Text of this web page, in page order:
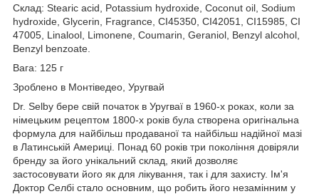
Склад: Stearic acid, Potassium hydroxide, Coconut oil, Sodium
hydroxide, Glycerin, Fragrance, CI45350, CI42051, CI15985, CI
47005, Linalool, Limonene, Coumarin, Geraniol, Benzyl alcohol,
Benzyl benzoate.
Вага: 125 г
Зроблено в Монтіведео, Уругвай
Dr. Selby бере свій початок в Уругваї в 1960-х роках, коли за
німецьким рецептом 1800-х років була створена оригінальна
формула для найбільш продаваної та найбільш надійної мазі
в Латинській Америці. Понад 60 років три покоління довіряли
бренду за його унікальний склад, який дозволяє
застосовувати його як для лікування, так і для захисту. Ім'я
Доктор Селбі стало основним, що робить його незамінним у